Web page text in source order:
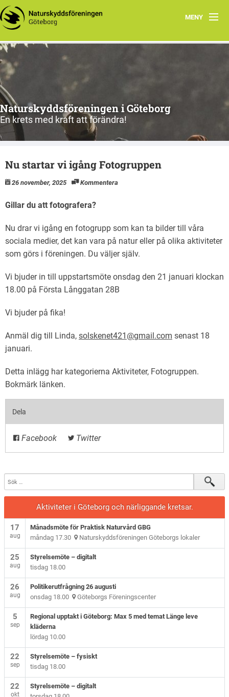
MENY
Hem
Våra ståndpunkter
Kontakt
Naturskyddsföreningen i Göteborg
En krets med kraft att förändra!
Nu startar vi igång Fotogruppen
26 november, 2025 Kommentera
Gillar du att fotografera?
Nu drar vi igång en fotogrupp som kan ta bilder till våra
sociala medier, det kan vara på natur eller på olika aktiviteter
som görs i föreningen. Du väljer själv.
Vi bjuder in till uppstartsmöte onsdag den 21 januari klockan
18.00 på Första Långgatan 28B
Vi bjuder på fika!
Anmäl dig till Linda, solskenet421@gmail.com senast 18
januari.
Detta inlägg har kategorierna Aktiviteter, Fotogruppen.
Bokmärk länken.
Dela
Facebook Twitter
Aktiviteter i Göteborg och närliggande kretsar.
17
aug
Månadsmöte för Praktisk Naturvård GBG
måndag 17.30 Naturskyddsföreningen Göteborgs lokaler
25
aug
Styrelsemöte – digitalt
tisdag 18.00
26
aug
Politikerutfrågning 26 augusti
onsdag 18.00 Göteborgs Föreningscenter
5
sep
Regional upptakt i Göteborg: Max 5 med temat Länge leve
kläderna
lördag 10.00
22
sep
Styrelsemöte – fysiskt
tisdag 18.00
22
okt
Styrelsemöte – digitalt